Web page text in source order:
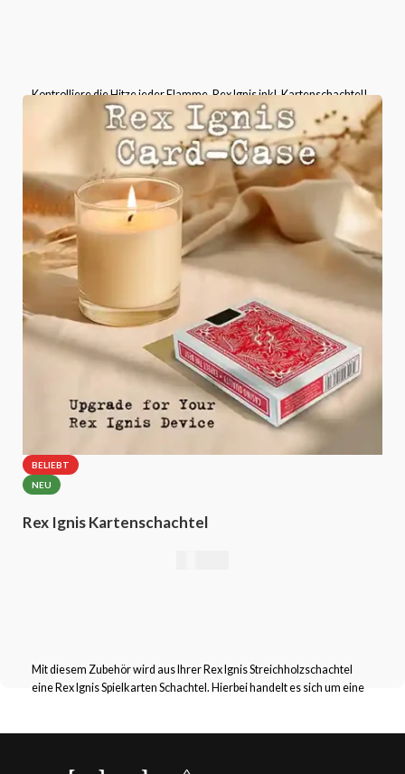
Kontrolliere die Hitze jeder Flamme, Rex Ignis inkl. Kartenschachtel!
Bitte wählen Sie die Kartenschachtel-Version aus, die
mitgeliefert wird.
BELIEBT
NEU
Rex Ignis Kartenschachtel
Mit diesem Zubehör wird aus Ihrer Rex Ignis Streichholzschachtel
eine Rex Ignis Spielkarten Schachtel. Hierbei handelt es sich um eine